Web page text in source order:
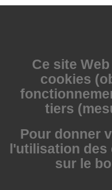
Ce site
cookies
tiers
Pour donner
l'utilisation des
sur le